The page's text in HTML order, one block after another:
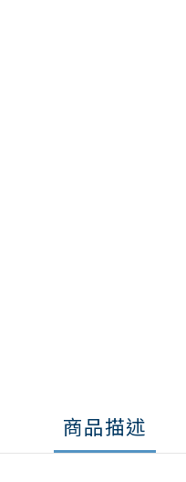
商品描述